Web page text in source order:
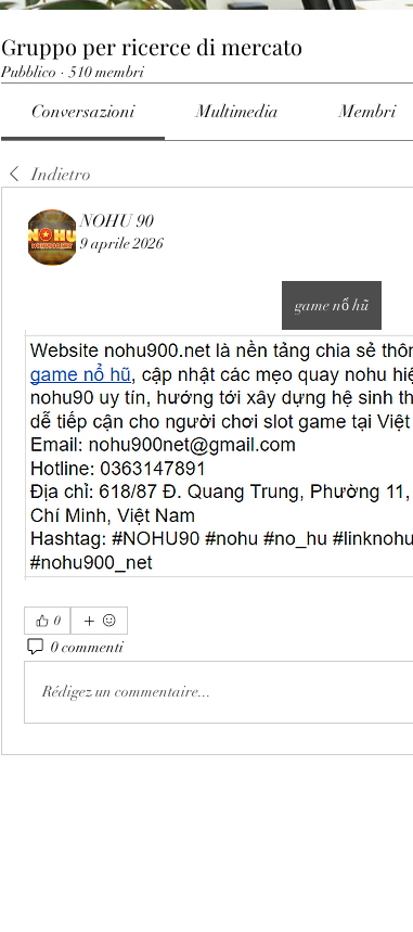
Gruppo per ricerce di mercato
Pubblico · 510 membri
Conversazioni Multimedia Membri
Indietro
NOHU 90
9 aprile 2026
game nổ hũ
0
0 commenti
Rédigez un commentaire...